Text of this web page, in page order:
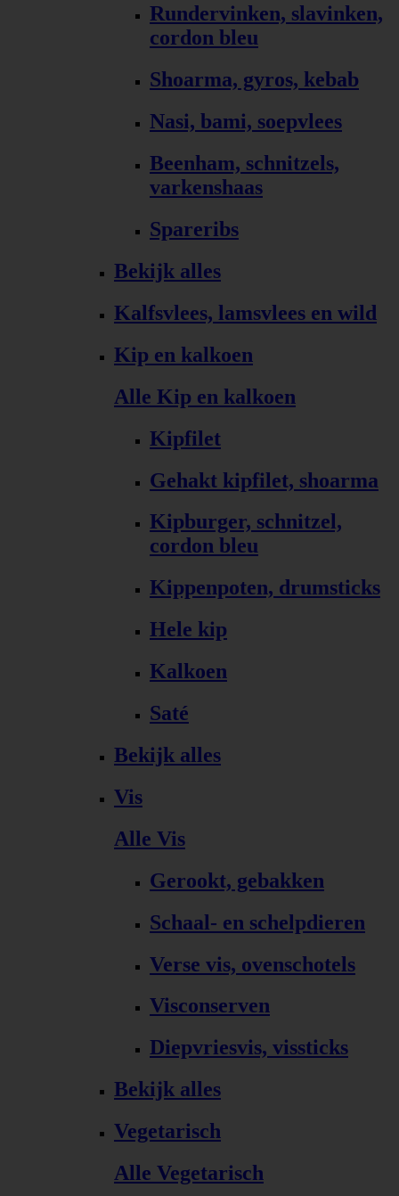
Rundervinken, slavinken,
cordon bleu
Shoarma, gyros, kebab
Nasi, bami, soepvlees
Beenham, schnitzels,
varkenshaas
Spareribs
Bekijk alles
Kalfsvlees, lamsvlees en wild
Kip en kalkoen
Alle Kip en kalkoen
Kipfilet
Gehakt kipfilet, shoarma
Kipburger, schnitzel,
cordon bleu
Kippenpoten, drumsticks
Hele kip
Kalkoen
Saté
Bekijk alles
Vis
Alle Vis
Gerookt, gebakken
Schaal- en schelpdieren
Verse vis, ovenschotels
Visconserven
Diepvriesvis, vissticks
Bekijk alles
Vegetarisch
Alle Vegetarisch